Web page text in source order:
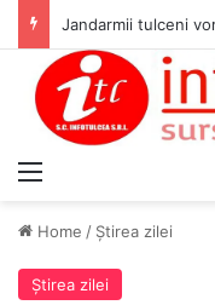
Home / Ştirea zilei
Ştirea zilei